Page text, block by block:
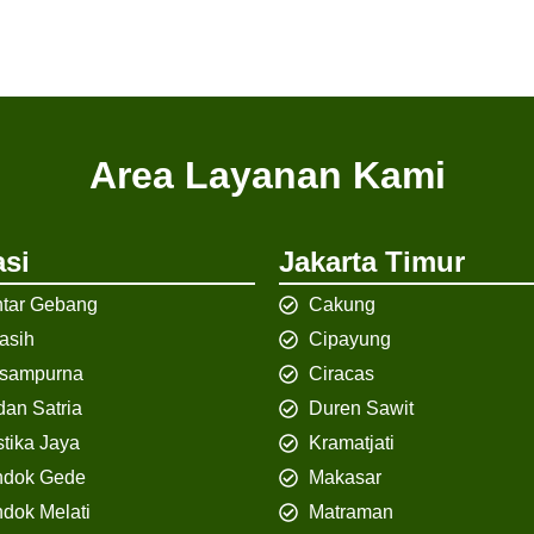
Area Layanan Kami
Gebang
Satria
Jaya
Gede
Melati
Jakarta Timur
Cakung
Cipayung
Ciracas
Duren Sawit
Kramatjati
Makasar
Matraman